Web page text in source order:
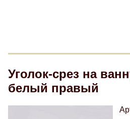
Уголок-срез на
белый правый